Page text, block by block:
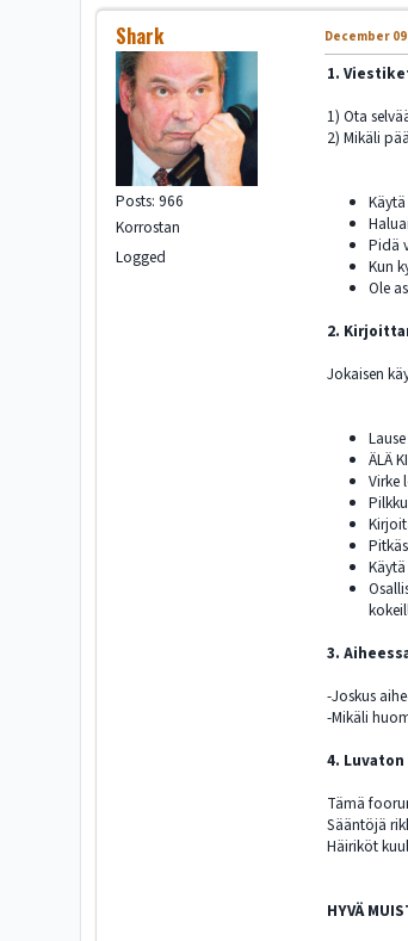
Shark
Posts: 966
Korrostan
Logged
December
1.
1) Ota
2) Mikäli
Pidä
Kun
Ole
2.
Jokaisen
ÄLÄ
Virke
3.
-Joskus
-Mikäli
4.
Tämä
Sääntöjä
Häiriköt
HYVÄ